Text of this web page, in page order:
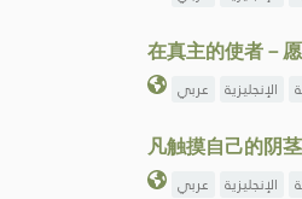
在真主的使者－
عربي الإنجليزية
凡触摸自己的阴
عربي الإنجليزية